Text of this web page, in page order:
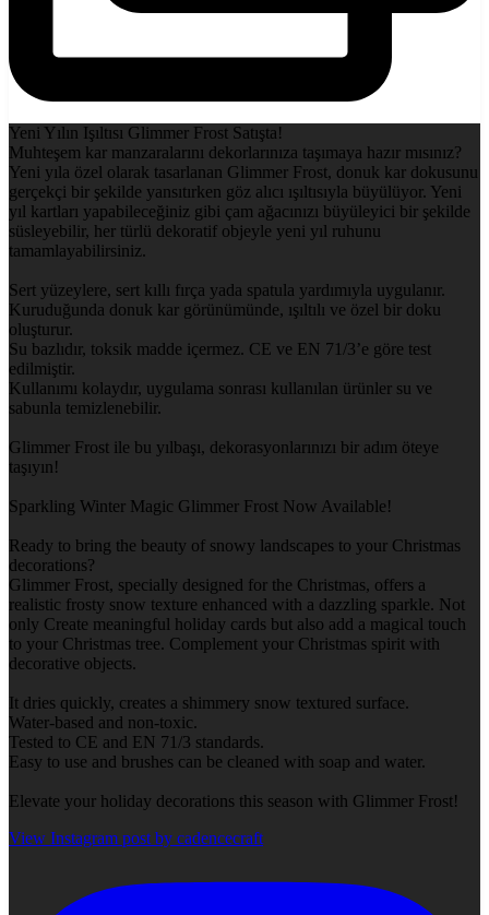
Yeni Yılın Işıltısı Glimmer Frost Satışta!
Muhteşem kar manzaralarını dekorlarınıza taşımaya hazır mısınız?
Yeni yıla özel olarak tasarlanan Glimmer Frost, donuk kar dokusunu
gerçekçi bir şekilde yansıtırken göz alıcı ışıltısıyla büyülüyor. Yeni
yıl kartları yapabileceğiniz gibi çam ağacınızı büyüleyici bir şekilde
süsleyebilir, her türlü dekoratif objeyle yeni yıl ruhunu
tamamlayabilirsiniz.
Sert yüzeylere, sert kıllı fırça yada spatula yardımıyla uygulanır.
Kuruduğunda donuk kar görünümünde, ışıltılı ve özel bir doku
oluşturur.
Su bazlıdır, toksik madde içermez. CE ve EN 71/3’e göre test
edilmiştir.
Kullanımı kolaydır, uygulama sonrası kullanılan ürünler su ve
sabunla temizlenebilir.
Glimmer Frost ile bu yılbaşı, dekorasyonlarınızı bir adım öteye
taşıyın!
Sparkling Winter Magic Glimmer Frost Now Available!
Ready to bring the beauty of snowy landscapes to your Christmas
decorations?
Glimmer Frost, specially designed for the Christmas, offers a
realistic frosty snow texture enhanced with a dazzling sparkle. Not
only Create meaningful holiday cards but also add a magical touch
to your Christmas tree. Complement your Christmas spirit with
decorative objects.
It dries quickly, creates a shimmery snow textured surface.
Water-based and non-toxic.
Tested to CE and EN 71/3 standards.
Easy to use and brushes can be cleaned with soap and water.
Elevate your holiday decorations this season with Glimmer Frost!
View Instagram post by cadencecraft